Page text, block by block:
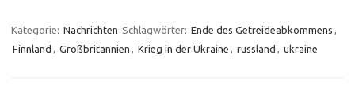
Kategorie: Nachrichten Schlagwörter: Ende des Getreideabkommens ,
Finnland , Großbritannien , Krieg in der Ukraine , russland , ukraine